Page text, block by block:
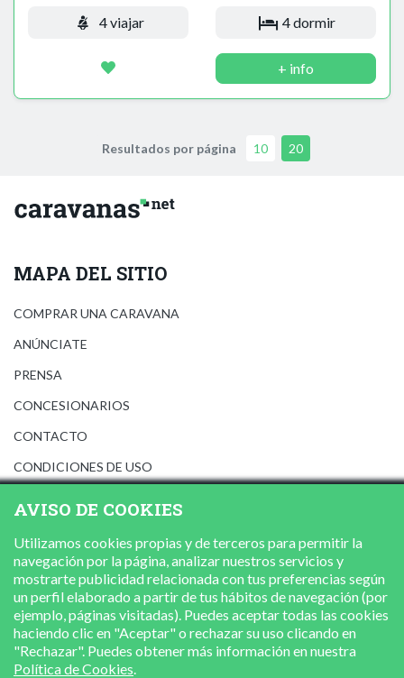
4 viajar 4 dormir
+ info
Resultados por página 10 20
MAPA DEL SITIO
COMPRAR UNA CARAVANA
ANÚNCIATE
PRENSA
CONCESIONARIOS
CONTACTO
CONDICIONES DE USO
POLÍTICA DE COOKIES
AVISO DE COOKIES
Utilizamos cookies propias y de terceros para permitir la
navegación por la página, analizar nuestros servicios y
mostrarte publicidad relacionada con tus preferencias según
un perfil elaborado a partir de tus hábitos de navegación (por
ejemplo, páginas visitadas). Puedes aceptar todas las cookies
haciendo clic en "Aceptar" o rechazar su uso clicando en
"Rechazar". Puedes obtener más información en nuestra
Política de Cookies.